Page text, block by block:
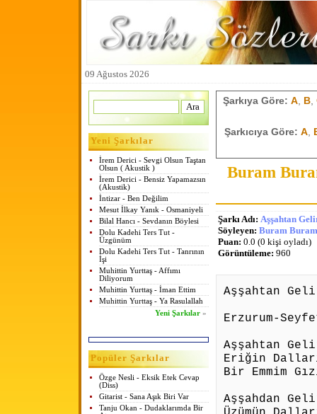
09 Ağustos 2026
Yeni Şarkılar
İrem Derici - Sevgi Olsun Taştan
Olsun ( Akustik )
İrem Derici - Bensiz Yapamazsın
(Akustik)
İntizar - Ben Değilim
Mesut İlkay Yanık - Osmaniyeli
Bilal Hancı - Sevdanın Böylesi
Dolu Kadehi Ters Tut -
Üzgünüm
Dolu Kadehi Ters Tut - Tanrının
İşi
Muhittin Yurttaş - Affımı
Diliyorum
Muhittin Yurttaş - İman Ettim
Muhittin Yurttaş - Ya Rasulallah
Yeni Şarkılar »
Popüler Şarkılar
Özge Nesli - Eksik Etek Cevap
(Diss)
Gitarist - Sana Aşık Biri Var
Tanju Okan - Dudaklarımda Bir
Şarkıya Göre: A, B,
Şarkıcıya Göre: A,
Buram
Şarkı Adı: Aşşahtan
Söyleyen: Buram
Puan: 0.0 (0 kişi oyladı)
Görüntüleme: 960
Aşşahtan
Erzurum-
Aşşahtan
Eriğin
Bir Emmim
Aşşahdan